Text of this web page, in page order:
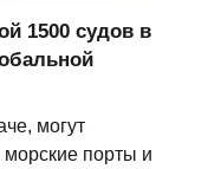
1500 судов в
могут
порты и